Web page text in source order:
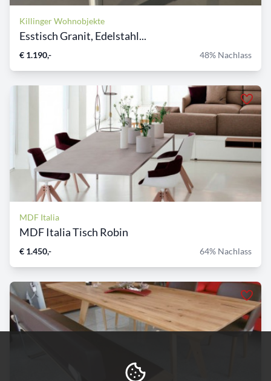
Killinger Wohnobjekte
Esstisch Granit, Edelstahl...
€ 1.190,- 48% Nachlass
MDF Italia
MDF Italia Tisch Robin
€ 1.450,- 64% Nachlass